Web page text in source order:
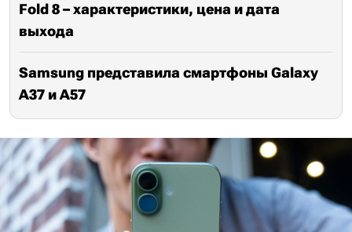
Fold 8 – характеристики, цена и дата
выхода
Samsung представила смартфоны Galaxy
A37 и A57